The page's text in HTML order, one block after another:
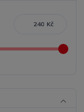
Kč